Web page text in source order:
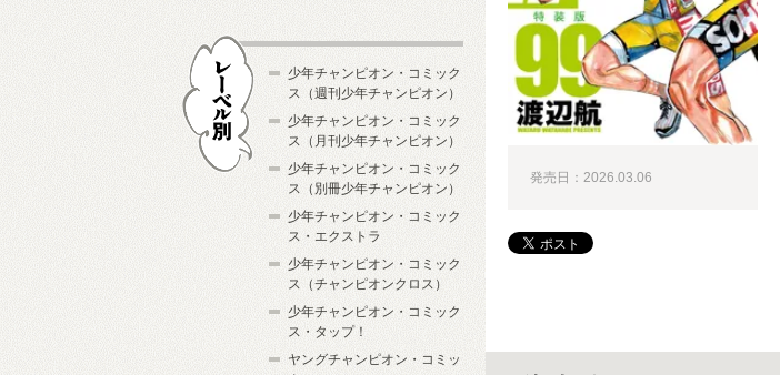
発売日：2026.03.06
少年チャンピオン・コミック
ス（週刊少年チャンピオン）
少年チャンピオン・コミック
ス（月刊少年チャンピオン）
少年チャンピオン・コミック
ス（別冊少年チャンピオン）
少年チャンピオン・コミック
ス・エクストラ
少年チャンピオン・コミック
ス（チャンピオンクロス）
少年チャンピオン・コミック
ス・タップ！
ヤングチャンピオン・コミッ